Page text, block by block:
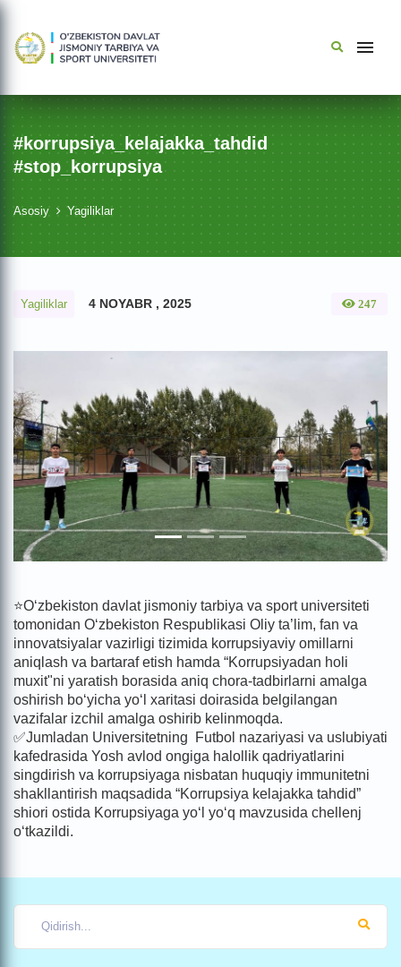
#korrupsiya_kelajakka_tahdid
#stop_korrupsiya
Asosiy Yagiliklar
Yagiliklar 4 NOYABR , 2025 247
⭐️O‘zbekiston davlat jismoniy tarbiya va sport universiteti
tomonidan O‘zbekiston Respublikasi Oliy ta’lim, fan va
innovatsiyalar vazirligi tizimida korrupsiyaviy omillarni
aniqlash va bartaraf etish hamda “Korrupsiyadan holi
muxit"ni yaratish borasida aniq chora-tadbirlarni amalga
oshirish bo‘yicha yo‘l xaritasi doirasida belgilangan
vazifalar izchil amalga oshirib kelinmoqda.
✅Jumladan Universitetning Futbol nazariyasi va uslubiyati
kafedrasida Yosh avlod ongiga halollik qadriyatlarini
singdirish va korrupsiyaga nisbatan huquqiy immunitetni
shakllantirish maqsadida “Korrupsiya kelajakka tahdid”
shiori ostida Korrupsiyaga yo‘l yo‘q mavzusida chellenj
o‘tkazildi.